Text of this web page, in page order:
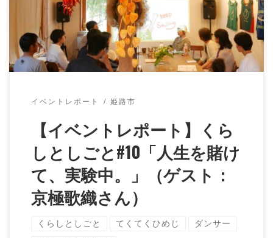
ぜひお読みください！ […]
イベントレポート 姫路市
【イベントレポート】くら
しとしごと#10「人生を賭け
て、実験中。」（ゲスト：
京極歌織さん）
くらしとしごと てくてくひめじ ダンサー